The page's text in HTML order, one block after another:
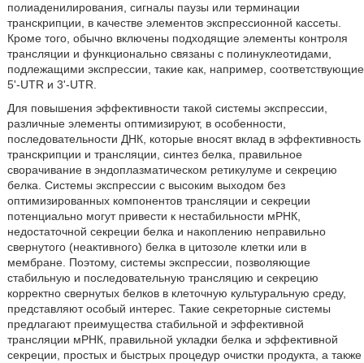
полиаденилирования, сигналы паузы или терминации
транскрипции, в качестве элементов экспрессионной кассеты.
Кроме того, обычно включены подходящие элементы контроля
трансляции и функционально связаны с полинуклеотидами,
подлежащими экспрессии, такие как, например, соответствующие
5'-UTR и 3'-UTR.
Для повышения эффективности такой системы экспрессии,
различные элементы оптимизируют, в особенности,
последовательности ДНК, которые вносят вклад в эффективность
транскрипции и трансляции, синтез белка, правильное
сворачивание в эндоплазматическом ретикулуме и секрецию
белка. Системы экспрессии с высоким выходом без
оптимизированных компонентов трансляции и секреции
потенциально могут привести к нестабильности мРНК,
недостаточной секреции белка и накоплению неправильно
свернутого (неактивного) белка в цитозоле клетки или в
мембране. Поэтому, системы экспрессии, позволяющие
стабильную и последовательную трансляцию и секрецию
корректно свернутых белков в клеточную культуральную среду,
представляют особый интерес. Такие секреторные системы
предлагают преимущества стабильной и эффективной
трансляции мРНК, правильной укладки белка и эффективной
секреции, простых и быстрых процедур очистки продукта, а также